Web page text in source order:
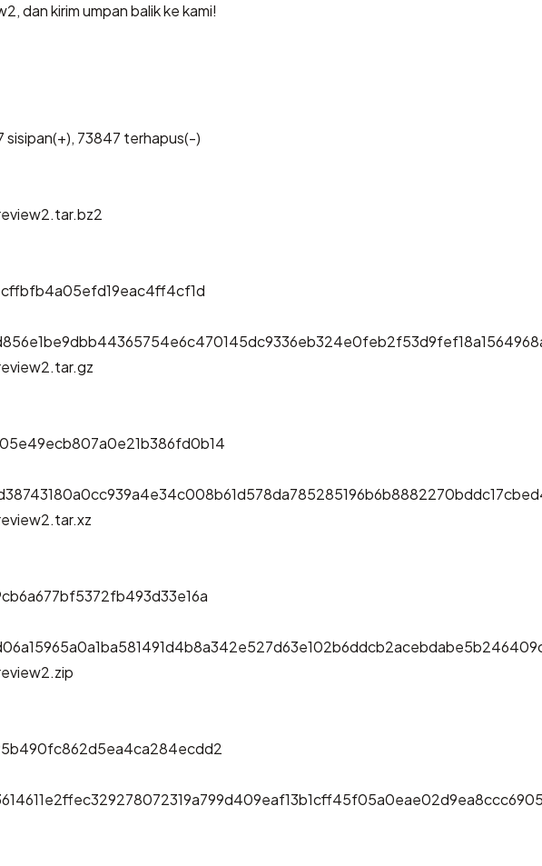
dankirim umpan balik ke kami!
73847 terhapus(-)